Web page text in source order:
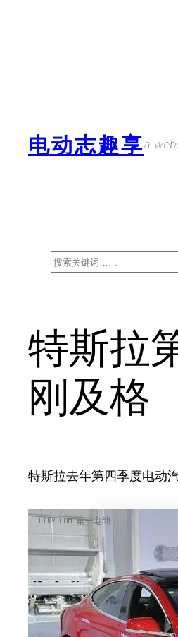
电动志趣享a
Search
特斯拉
刚及格
特斯拉去年第四季度电动